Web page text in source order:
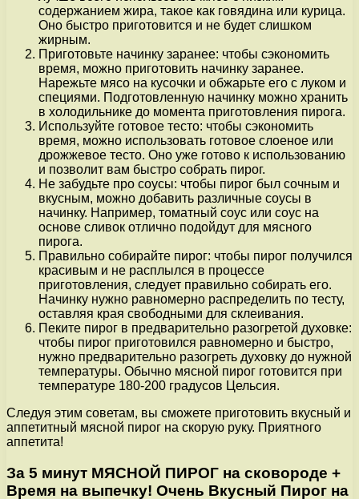
содержанием жира, такое как говядина или курица.
Оно быстро приготовится и не будет слишком
жирным.
Приготовьте начинку заранее: чтобы сэкономить
время, можно приготовить начинку заранее.
Нарежьте мясо на кусочки и обжарьте его с луком и
специями. Подготовленную начинку можно хранить
в холодильнике до момента приготовления пирога.
Используйте готовое тесто: чтобы сэкономить
время, можно использовать готовое слоеное или
дрожжевое тесто. Оно уже готово к использованию
и позволит вам быстро собрать пирог.
Не забудьте про соусы: чтобы пирог был сочным и
вкусным, можно добавить различные соусы в
начинку. Например, томатный соус или соус на
основе сливок отлично подойдут для мясного
пирога.
Правильно собирайте пирог: чтобы пирог получился
красивым и не расплылся в процессе
приготовления, следует правильно собирать его.
Начинку нужно равномерно распределить по тесту,
оставляя края свободными для склеивания.
Пеките пирог в предварительно разогретой духовке:
чтобы пирог приготовился равномерно и быстро,
нужно предварительно разогреть духовку до нужной
температуры. Обычно мясной пирог готовится при
температуре 180-200 градусов Цельсия.
Следуя этим советам, вы сможете приготовить вкусный и
аппетитный мясной пирог на скорую руку. Приятного
аппетита!
За 5 минут МЯСНОЙ ПИРОГ на сковороде +
Время на выпечку! Очень Вкусный Пирог на